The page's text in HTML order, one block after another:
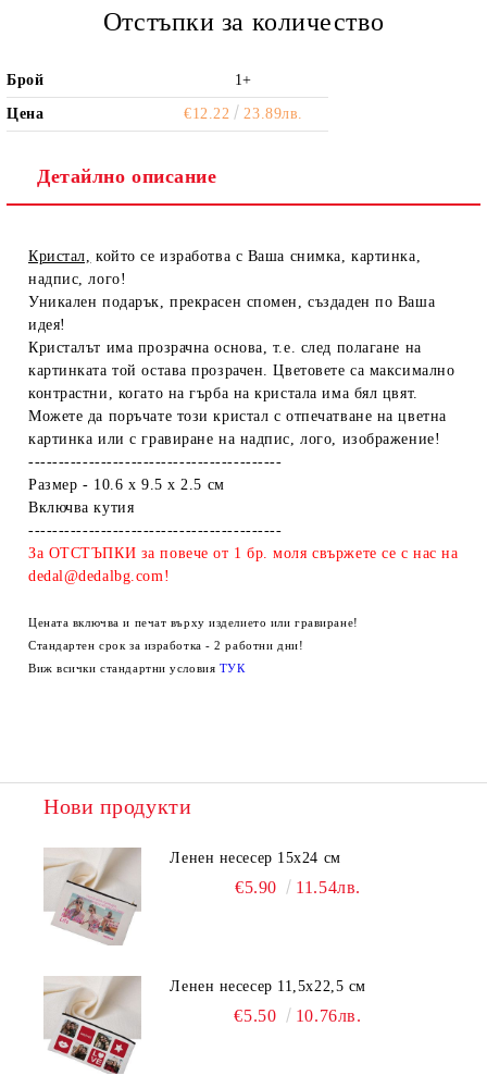
Отстъпки за количество
Брой 1+
Цена €12.22 23.89лв.
Детайлно описание
Кристал, който се изработва с Ваша снимка, картинка,
надпис, лого!
Уникален подарък, прекрасен спомен, създаден по Ваша
идея!
Кристалът има прозрачна основа, т.е. след полагане на
картинката той остава прозрачен. Цветовете са максимално
контрастни, когато на гърба на кристала има бял цвят.
Можете да поръчате този кристал с отпечатване на цветна
картинка или с гравиране на надпис, лого, изображение!
------------------------------------------
Размер - 10.6 х 9.5 х 2.5 см
Включва кутия
------------------------------------------
За ОТСТЪПКИ за повече от 1 бр. моля свържете се с нас на
dedal@dedalbg.com!
Цената включва и печат върху изделието или гравиране!
Стандартен срок за изработка - 2 работни дни!
Виж всички стандартни условия ТУК
Нови продукти
Ленен несесер 15х24 см
€5.90 11.54лв.
Ленен несесер 11,5х22,5 см
€5.50 10.76лв.